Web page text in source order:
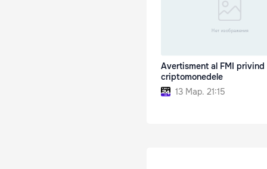
Avertisment al FMI privind
criptomonedele
13 Мар. 21:15